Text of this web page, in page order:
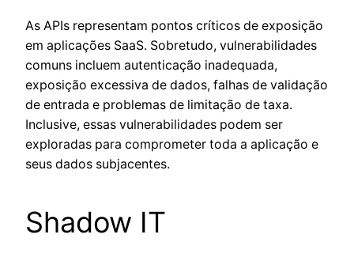
As APIs representam pontos críticos de exposição
em aplicações SaaS. Sobretudo, vulnerabilidades
comuns incluem autenticação inadequada,
exposição excessiva de dados, falhas de validação
de entrada e problemas de limitação de taxa.
Inclusive, essas vulnerabilidades podem ser
exploradas para comprometer toda a aplicação e
seus dados subjacentes.
Shadow IT